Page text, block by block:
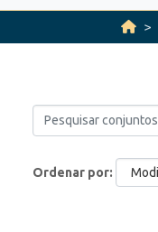
Ordenar por